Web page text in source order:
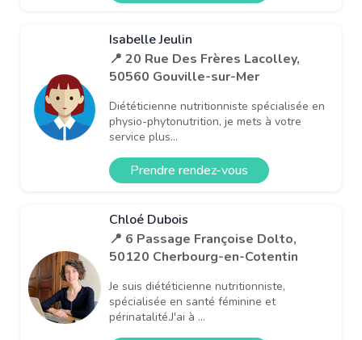
Isabelle Jeulin
📍 20 Rue Des Frères Lacolley,
50560 Gouville-sur-Mer
Diététicienne nutritionniste spécialisée en
physio-phytonutrition, je mets à votre
service plus...
Prendre rendez-vous
Chloé Dubois
📍 6 Passage Françoise Dolto,
50120 Cherbourg-en-Cotentin
Je suis diététicienne nutritionniste,
spécialisée en santé féminine et
périnatalité.J'ai à ...